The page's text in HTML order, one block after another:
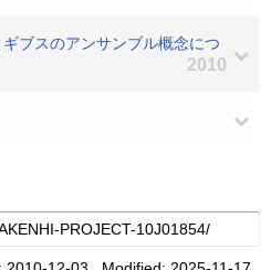
ブスのアンサンブル概念につ
2010